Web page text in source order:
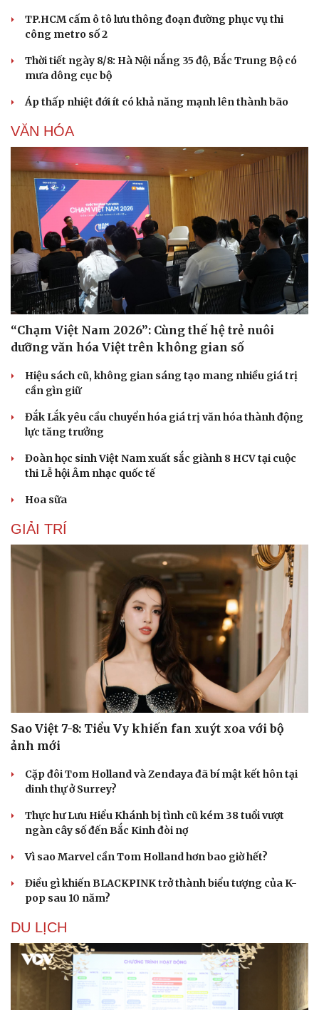
Sức khỏe
Dinh dưỡng - món ngon
Cây thuốc
Sản phụ khoa
Nhi khoa
Nam khoa
Làm đẹp - giảm cân
Phòng mạch online
Ăn sạch sống khỏe
Đời sống
Nhà đẹp
Blog
Tình yêu - Gia đình
TP.HCM cấm ô tô lưu thông đoạn đường phục vụ thi
công metro số 2
Thời tiết ngày 8/8: Hà Nội nắng 35 độ, Bắc Trung Bộ có
mưa dông cục bộ
Áp thấp nhiệt đới ít có khả năng mạnh lên thành bão
VĂN HÓA
“Chạm Việt Nam 2026”: Cùng thế hệ trẻ nuôi
dưỡng văn hóa Việt trên không gian số
Hiệu sách cũ, không gian sáng tạo mang nhiều giá trị
cần gìn giữ
Đắk Lắk yêu cầu chuyển hóa giá trị văn hóa thành động
lực tăng trưởng
Đoàn học sinh Việt Nam xuất sắc giành 8 HCV tại cuộc
thi Lễ hội Âm nhạc quốc tế
Hoa sữa
GIẢI TRÍ
Sao Việt 7-8: Tiểu Vy khiến fan xuýt xoa với bộ
ảnh mới
Cặp đôi Tom Holland và Zendaya đã bí mật kết hôn tại
dinh thự ở Surrey?
Thực hư Lưu Hiểu Khánh bị tình cũ kém 38 tuổi vượt
ngàn cây số đến Bắc Kinh đòi nợ
Vì sao Marvel cần Tom Holland hơn bao giờ hết?
Điều gì khiến BLACKPINK trở thành biểu tượng của K-
pop sau 10 năm?
DU LỊCH